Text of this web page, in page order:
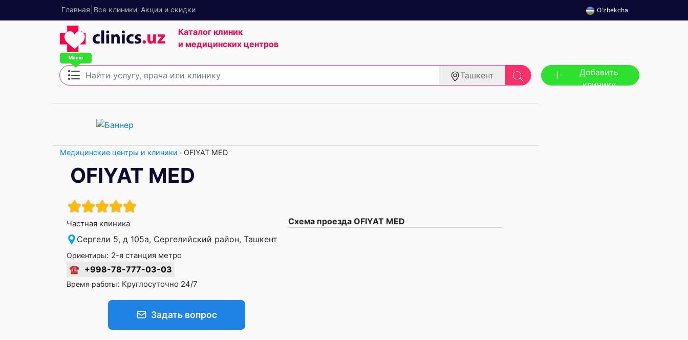
Главная Все клиники Акции и скидки O'zbekcha
Каталог клиник
и медицинских центров
Ташкент
Добавить
клинику
Медицинские центры и клиники OFIYAT MED
OFIYAT MED
Частная клиника
Сергели 5, д 105а, Сергелийский район, Ташкент
Ориентиры: 2-я станция метро
☎ +998-78-777-03-03
Время работы: Круглосуточно 24/7
Задать вопрос
Схема проезда OFIYAT MED